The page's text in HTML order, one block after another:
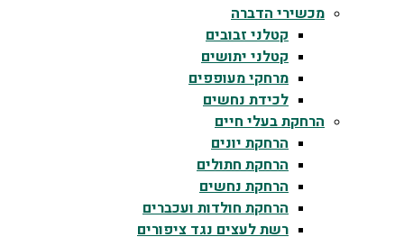
מכשירי הדברה
קטלני זבובים
קטלני יתושים
מרחקי מעופפים
לכידת נחשים
הרחקת בעלי חיים
הרחקת יונים
הרחקת חתולים
הרחקת נחשים
הרחקת חולדות ועכברים
רשת לעצים נגד ציפורים